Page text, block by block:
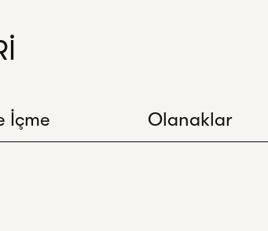
İçme Olanaklar